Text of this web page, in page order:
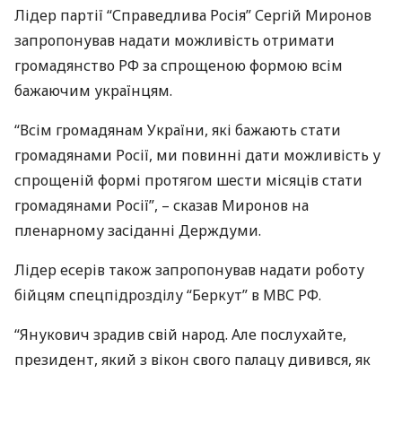
Лідер партії “Справедлива Росія” Сергій Миронов
запропонував надати можливість отримати
громадянство РФ за спрощеною формою всім
бажаючим українцям.
“Всім громадянам України, які бажають стати
громадянами Росії, ми повинні дати можливість у
спрощеній формі протягом шести місяців стати
громадянами Росії”, – сказав Миронов на
пленарному засіданні Держдуми.
Лідер есерів також запропонував надати роботу
бійцям спецпідрозділу “Беркут” в МВС РФ.
“Янукович зрадив свій народ. Але послухайте,
президент, який з вікон свого палацу дивився, як